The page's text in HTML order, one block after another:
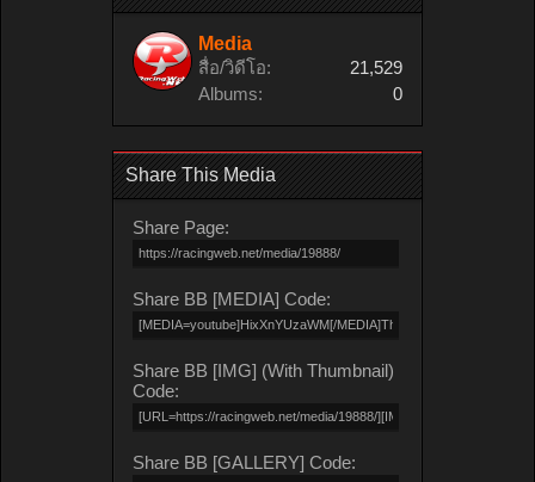
Media
สื่อ/วิดีโอ:
21,529
Albums:
0
Share This Media
Share Page:
Share BB [MEDIA] Code:
Share BB [IMG] (With Thumbnail)
Code:
Share BB [GALLERY] Code: